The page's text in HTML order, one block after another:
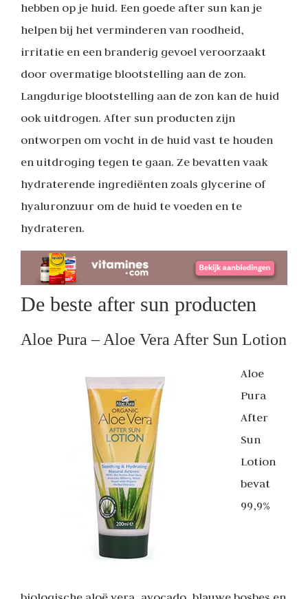
hebben op je huid. Een goede after sun kan je
helpen bij het verminderen van roodheid,
irritatie en een branderig gevoel veroorzaakt
door overmatige blootstelling aan de zon.
Langdurige blootstelling aan de zon kan de huid
ook uitdrogen. After sun producten zijn
ontworpen om vocht in de huid vast te houden
en uitdroging tegen te gaan. Ze bevatten vaak
hydraterende ingrediënten zoals glycerine of
hyaluronzuur om de huid te voeden en te
hydrateren.
De beste after sun producten
Aloe Pura – Aloe Vera After Sun Lotion
Aloe
Pura
After
Sun
Lotion
bevat
99,9%